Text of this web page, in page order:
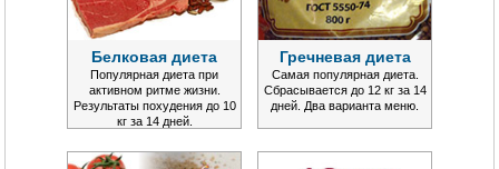
Белковая диета
Популярная диета при
активном ритме жизни.
Результаты похудения до 10
кг за 14 дней.
Гречневая диета
Самая популярная диета.
Сбрасывается до 12 кг за 14
дней. Два варианта меню.